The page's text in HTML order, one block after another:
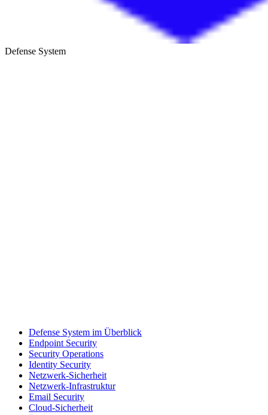
Defense System
Defense System im Überblick
Endpoint Security
Security Operations
Identity Security
Netzwerk-Sicherheit
Netzwerk-Infrastruktur
Email Security
Cloud-Sicherheit